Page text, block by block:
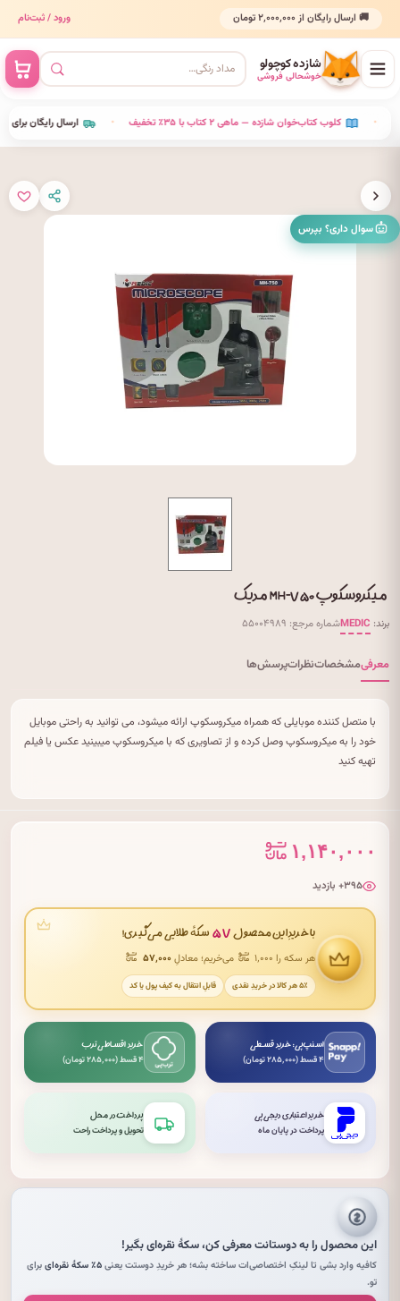
🚚 ارسال رایگان از ۲٬۰۰۰٬۰۰۰ تومان ورود / ثبت‌نام
شازده کوچولو
خوشحالی فروشی
ارسال رایگان برای • کلوب کتاب‌خوان شازده — ماهی ۲ کتاب با ۳۵٪ تخفیف •
سوال داری؟ بپرس
میکروسکوپ MH-۷۵۰ مدیک
برند: MEDICشماره مرجع: ۵۵۰۰۴۹۸۹
معرفیمشخصاتنظراتپرسش‌ها
با متصل کننده موبایلی که همراه میکروسکوپ ارائه میشود، می توانید به راحتی موبایل
خود را به میکروسکوپ وصل کرده و از تصاویری که با میکروسکوپ میبینید عکس یا فیلم
تهیه کنید
۱,۱۴۰,۰۰۰
۳۹۵+ بازدید
با خریدِ این محصول ۵۷ سکهٔ طلایی می‌گیری!
هر سکه را ۱٬۰۰۰ می‌خریم؛ معادلِ۵۷٬۰۰۰
۵٪ هر کالا در خریدِ نقدی قابلِ انتقال به کیف پول یا کد
اسنپ‌پی: خرید قسطی
۴ قسط (۲۸۵٬۰۰۰ تومان)
خرید اقساطی ترب
۴ قسط (۲۸۵٬۰۰۰ تومان)
خرید اعتباری دیجی‌پی
پرداخت در پایان ماه
پرداخت در محل
تحویل و پرداخت راحت
این محصول را به دوستانت معرفی کن،سکهٔ نقره‌ایبگیر!
کافیه وارد بشی تا لینکِ اختصاصی‌ات ساخته بشه؛ هر خریدِ دوستت یعنی۵٪ سکهٔ نقره‌ای
برای
تو.